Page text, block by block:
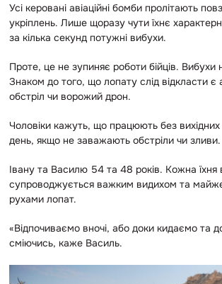
Усі керовані авіаційні бомби пролітають
укріплень. Лише щоразу чути їхнє
за кілька секунд потужні вибухи.
Проте, це не зупиняє роботи бійців. Вибухи
Знаком до того, що лопату слід відкласти є
обстріл чи ворожий дрон.
Чоловіки кажуть, що працюють без
день, якщо не заважають обстріли чи зливи.
Івану та Василю 54 та 48 років. Кожна їхня
супроводжується важким видихом та
рухами лопат.
«Відпочиваємо вночі, або доки кидаємо та
сміючись, каже Василь.